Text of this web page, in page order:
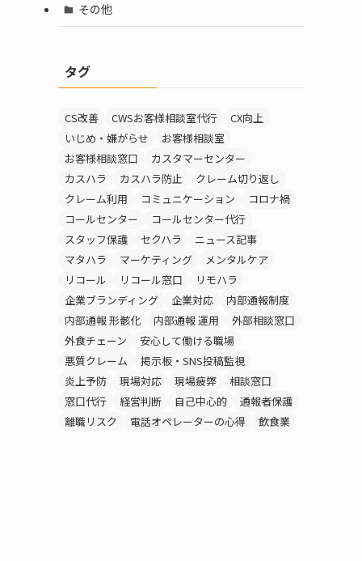
その他
タグ
CS改善 CWSお客様相談室代行
CX向上
いじめ・嫌がらせ
お客様相談室
お客様相談窓口
カスタマーセンター
カスハラ
カスハラ防止
クレーム切り返し
クレーム利用
コミュニケーション
コロナ禍
コールセンター
コールセンター代行
スタッフ保護
セクハラ
ニュース記事
マタハラ
マーケティング
メンタルケア
リコール
リコール窓口
リモハラ
企業ブランディング
企業対応
内部通報制度
内部通報 形骸化
内部通報 運用
外部相談窓口
外食チェーン
安心して働ける職場
悪質クレーム
掲示板・SNS投稿監視
炎上予防
現場対応 現場疲弊
相談窓口
窓口代行
経営判断 自己中心的
通報者保護
離職リスク
電話オペレーターの心得 飲食業